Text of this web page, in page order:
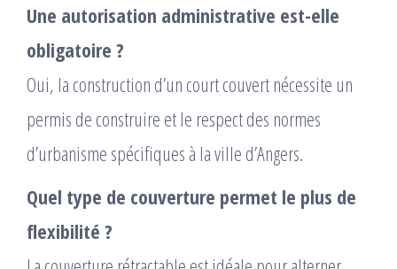
Une autorisation administrative est-elle
obligatoire ?
Oui, la construction d’un court couvert nécessite un
permis de construire et le respect des normes
d’urbanisme spécifiques à la ville d’Angers.
Quel type de couverture permet le plus de
flexibilité ?